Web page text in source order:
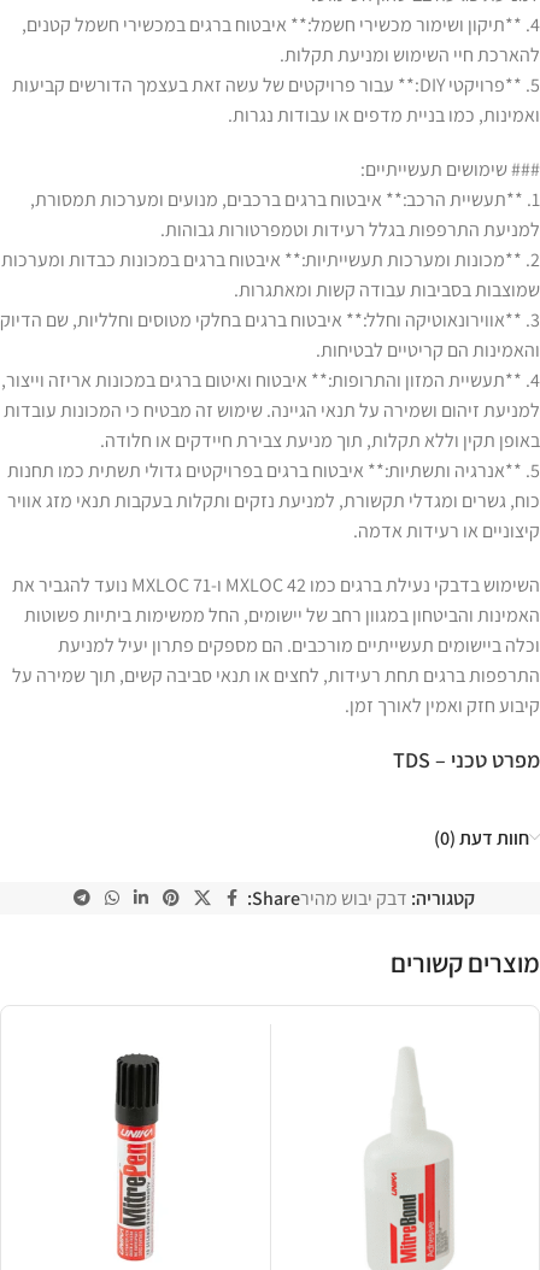
4. **תיקון ושימור מכשירי חשמל:** איבטוח ברגים במכשירי חשמל קטנים,
להארכת חיי השימוש ומניעת תקלות.
5. **פרויקטי DIY:** עבור פרויקטים של עשה זאת בעצמך הדורשים קביעות
ואמינות, כמו בניית מדפים או עבודות נגרות.
### שימושים תעשייתיים:
1. **תעשיית הרכב:** איבטוח ברגים ברכבים, מנועים ומערכות תמסורת,
למניעת התרפפות בגלל רעידות וטמפרטורות גבוהות.
2. **מכונות ומערכות תעשייתיות:** איבטוח ברגים במכונות כבדות ומערכות
שמוצבות בסביבות עבודה קשות ומאתגרות.
3. **אווירונאוטיקה וחלל:** איבטוח ברגים בחלקי מטוסים וחלליות, שם הדיוק
והאמינות הם קריטיים לבטיחות.
4. **תעשיית המזון והתרופות:** איבטוח ואיטום ברגים במכונות אריזה וייצור,
למניעת זיהום ושמירה על תנאי הגיינה. שימוש זה מבטיח כי המכונות עובדות
באופן תקין וללא תקלות, תוך מניעת צבירת חיידקים או חלודה.
5. **אנרגיה ותשתיות:** איבטוח ברגים בפרויקטים גדולי תשתית כמו תחנות
כוח, גשרים ומגדלי תקשורת, למניעת נזקים ותקלות בעקבות תנאי מזג אוויר
קיצוניים או רעידות אדמה.
השימוש בדבקי נעילת ברגים כמו MXLOC 42 ו-MXLOC 71 נועד להגביר את
האמינות והביטחון במגוון רחב של יישומים, החל ממשימות ביתיות פשוטות
וכלה ביישומים תעשייתיים מורכבים. הם מספקים פתרון יעיל למניעת
התרפפות ברגים תחת רעידות, לחצים או תנאי סביבה קשים, תוך שמירה על
קיבוע חזק ואמין לאורך זמן.
מפרט טכני – TDS
חוות דעת (0)
קטגוריה: דבק יבוש מהירShare:
מוצרים קשורים